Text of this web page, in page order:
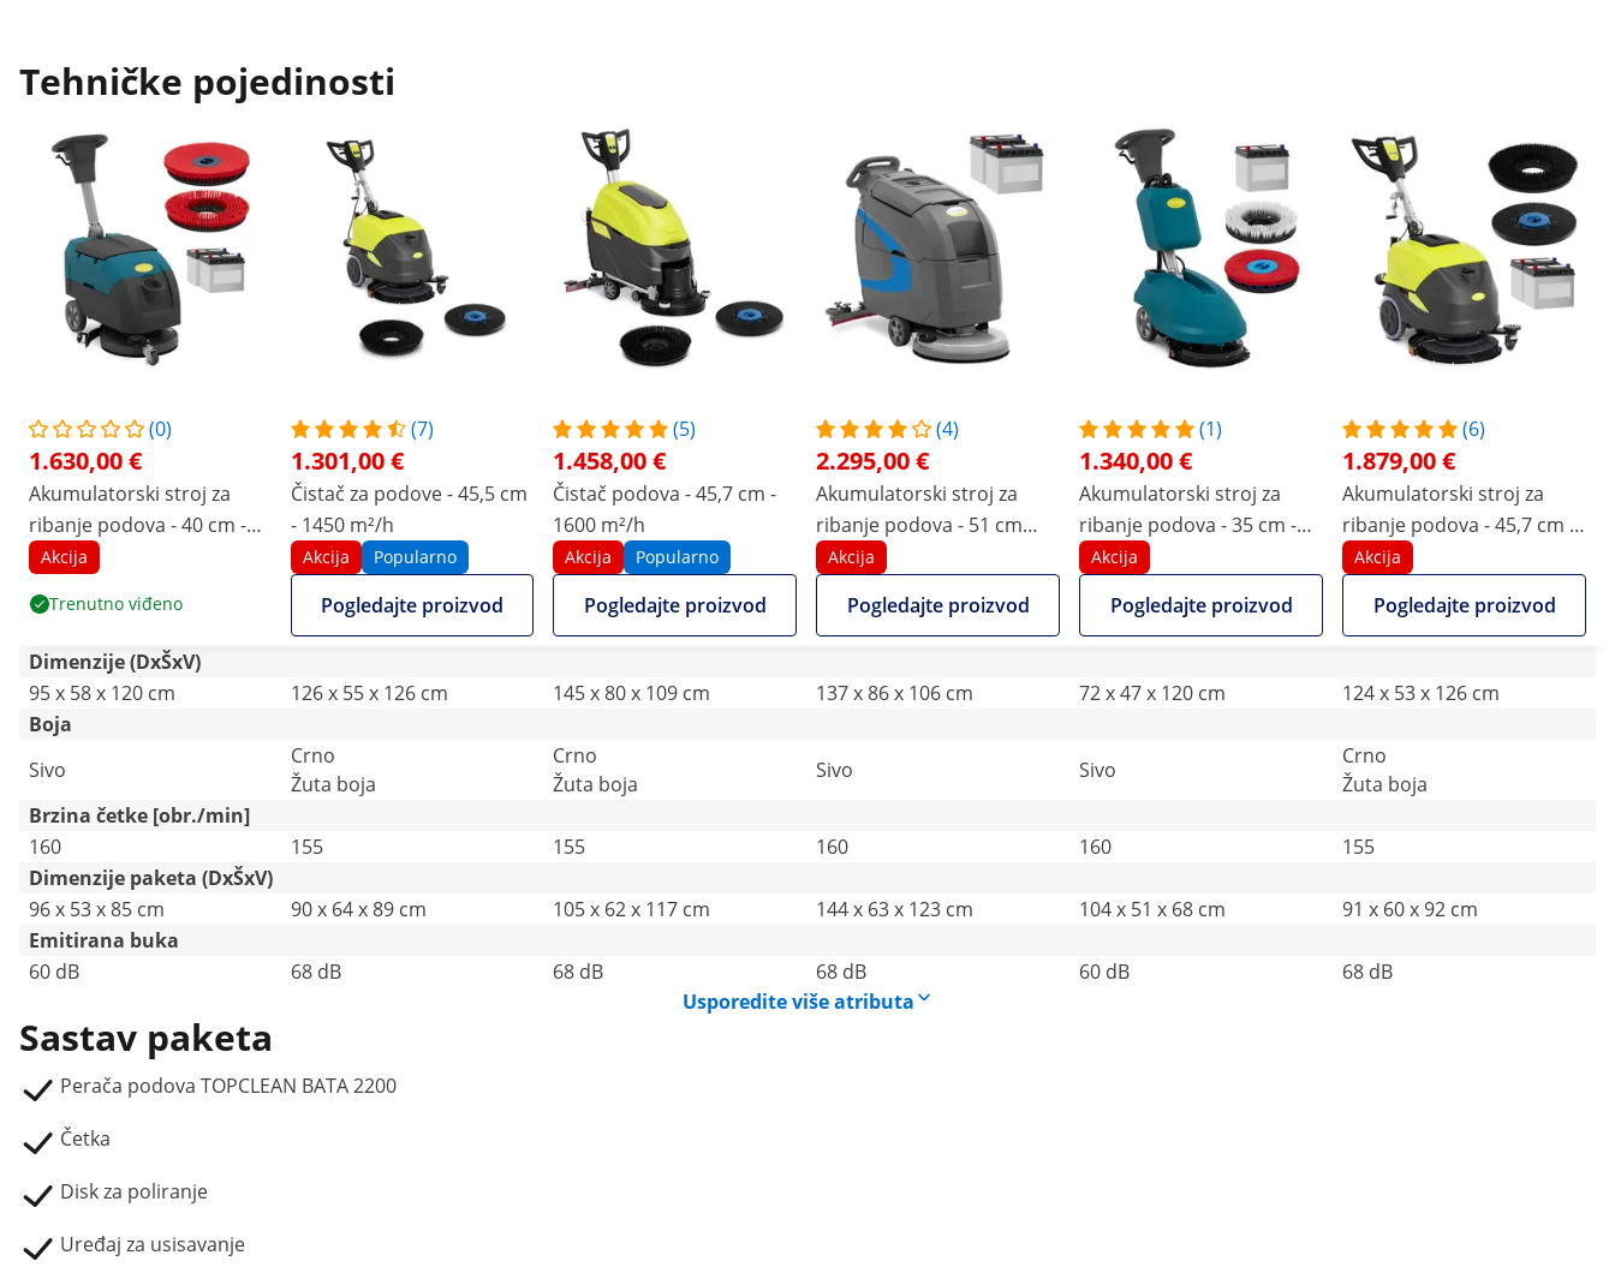
Tehničke pojedinosti
(0)
1.630,00 €
Akumulatorski stroj za
ribanje podova - 40 cm -
2200 m²/h - 160 o/min
Akcija
Trenutno viđeno
(7)
1.301,00 €
Čistač za podove - 45,5 cm
- 1450 m²/h
Akcija Popularno
Pogledajte proizvod
(5)
1.458,00 €
Čistač podova - 45,7 cm -
1600 m²/h
Akcija Popularno
Pogledajte proizvod
(4)
2.295,00 €
Akumulatorski stroj za
ribanje podova - 51 cm
radne širine - 2000 m²/h -
ručno vođena s pogonom
Akcija
Pogledajte proizvod
(1)
1.340,00 €
Akumulatorski stroj za
ribanje podova - 35 cm -
1500 m²/h - 160 o/min
Akcija
Pogledajte proizvod
(6)
1.879,00 €
Akumulatorski stroj za
ribanje podova - 45,7 cm -
1450 m2/h
Akcija
Pogledajte proizvod
Dimenzije (DxŠxV)
95 x 58 x 120 cm
126 x 55 x 126 cm 145 x 80 x 109 cm 137 x 86 x 106 cm 72 x 47 x 120 cm
124 x 53 x 126 cm
Boja
Sivo
Crno
Žuta boja
Crno
Žuta boja
Sivo Sivo
Crno
Žuta boja
Brzina četke [obr./min]
160
155 155 160 160
155
Dimenzije paketa (DxŠxV)
96 x 53 x 85 cm
90 x 64 x 89 cm 105 x 62 x 117 cm 144 x 63 x 123 cm 104 x 51 x 68 cm
91 x 60 x 92 cm
Emitirana buka
60 dB
68 dB 68 dB 68 dB 60 dB
68 dB
Usporedite više atributa
Sastav paketa
Perača podova TOPCLEAN BATA 2200
Četka
Disk za poliranje
Uređaj za usisavanje